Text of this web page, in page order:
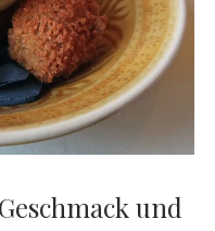
Menü
öffnen
youtubeinstagram
und